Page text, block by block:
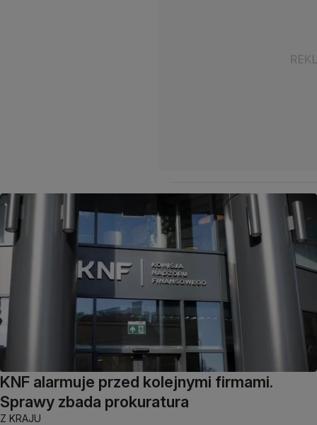
KNF alarmuje przed kolejnymi firmami.
Sprawy zbada prokuratura
Z KRAJU